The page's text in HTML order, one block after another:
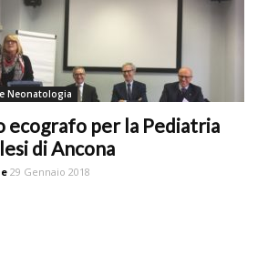
Neonatologia
ecografo per la Pediatria
di Ancona
29 Gennaio 2018